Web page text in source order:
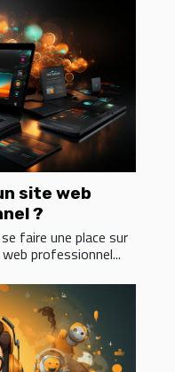
site web
?
faire une place sur
professionnel...